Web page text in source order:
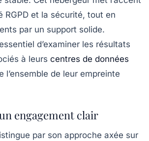
RGPD et la sécurité, tout en
par un support solide.
d’examiner les résultats
à leurs centres de données
l’ensemble de leur empreinte
engagement clair
par son approche axée sur